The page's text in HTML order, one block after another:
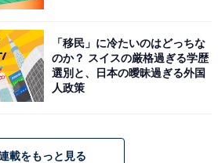
Amazonで見る
「移民」に冷たいのはどっちな
のか？ スイスの厳格過ぎる学歴
選別と、日本の曖昧過ぎる外国
人政策
載をもっと見る